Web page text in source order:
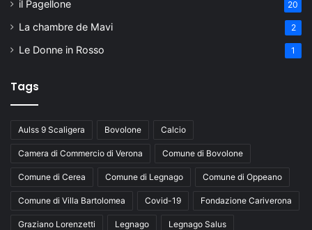
il Pagellone 20
La chambre de Mavi 2
Le Donne in Rosso 1
Tags
Aulss 9 Scaligera Bovolone Calcio
Camera di Commercio di Verona Comune di Bovolone
Comune di Cerea Comune di Legnago Comune di Oppeano
Comune di Villa Bartolomea Covid-19 Fondazione Cariverona
Graziano Lorenzetti Legnago Legnago Salus